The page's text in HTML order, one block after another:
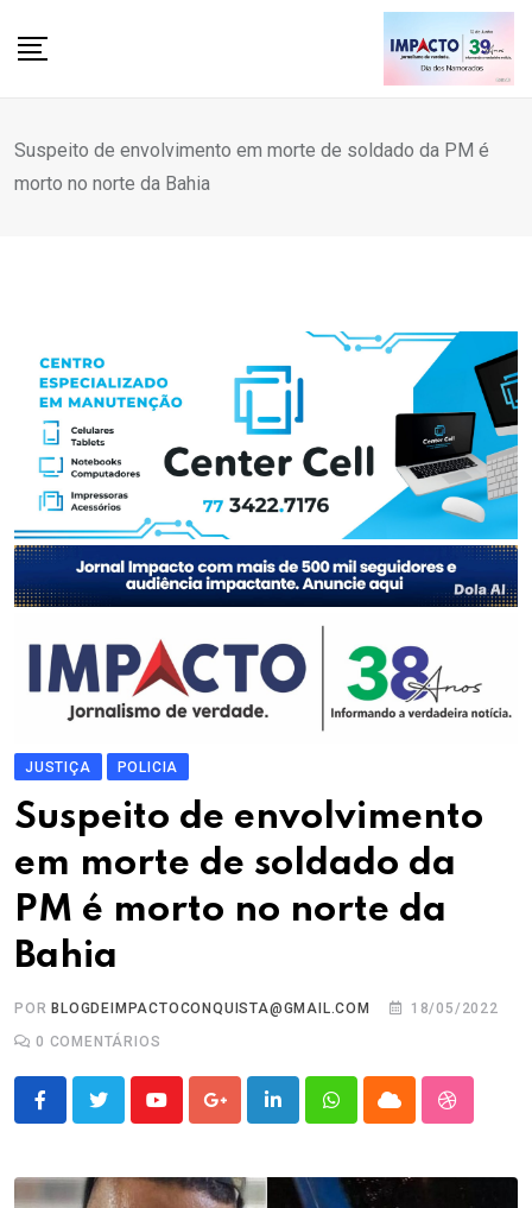
Suspeito de envolvimento em morte de soldado da PM é
morto no norte da Bahia
JUSTIÇA POLICIA
Suspeito de envolvimento
em morte de soldado da
PM é morto no norte da
Bahia
POR BLOGDEIMPACTOCONQUISTA@GMAIL.COM
18/05/2022
0 COMENTÁRIOS
YoutubeGoogle+LinkedInWhatsappCloud